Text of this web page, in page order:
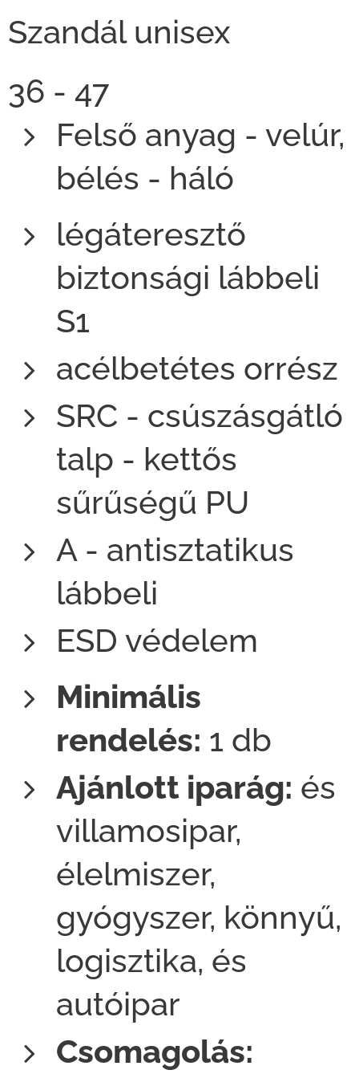
Szandál unisex
36 - 47
Felső anyag - velúr,
bélés - háló
légáteresztő
biztonsági lábbeli
S1
acélbetétes orrész
SRC - csúszásgátló
talp - kettős
sűrűségű PU
A - antisztatikus
lábbeli
ESD védelem
Minimális
rendelés: 1 db
Ajánlott iparág: és
villamosipar,
élelmiszer,
gyógyszer, könnyű,
logisztika, és
autóipar
Csomagolás: